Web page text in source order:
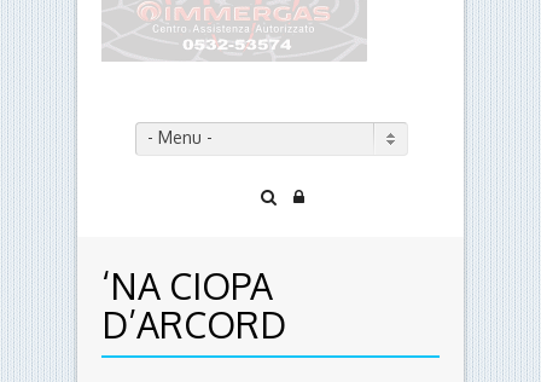
- Menu -
‘NA CIOPA
D’ARCORD